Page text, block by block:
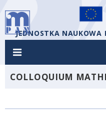
JEDNOSTKA NAUKOWA
COLLOQUIUM